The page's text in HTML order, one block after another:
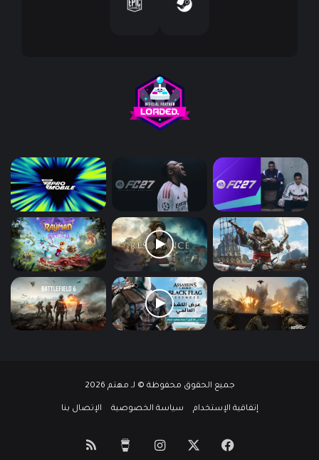
جميع الحقوق محفوظة © لـ مهتم 2026
إتفاقية الإستخدام سياسة الخصوصية الإتصال بنا
فيسبوك انستقرام